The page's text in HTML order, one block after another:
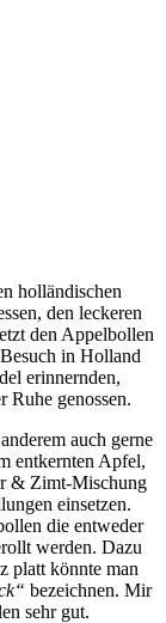
holländischen
den leckeren
den Appelbollen
in Holland
erinnernden,
Ruhe genossen.
auch gerne
entkernten Apfel,
& Zimt-Mischung
einsetzen.
die entweder
werden. Dazu
platt könnte man
bezeichnen. Mir
sehr gut.